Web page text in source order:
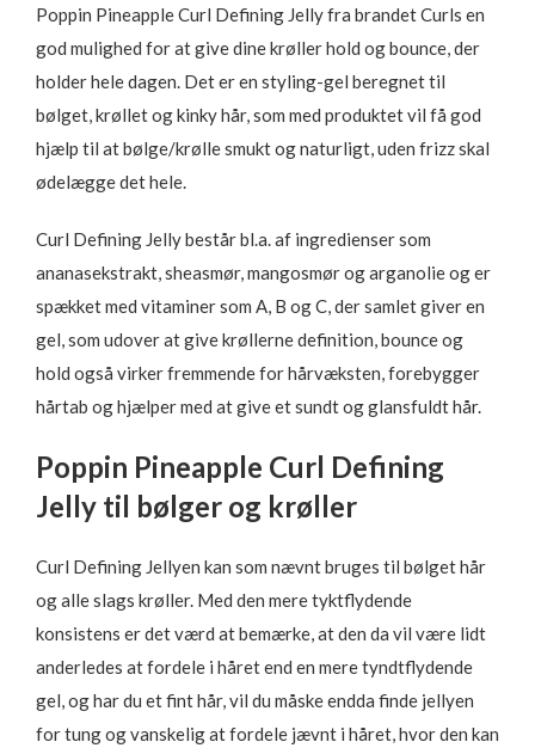
Poppin Pineapple Curl Defining Jelly fra brandet Curls en
god mulighed for at give dine krøller hold og bounce, der
holder hele dagen. Det er en styling-gel beregnet til
bølget, krøllet og kinky hår, som med produktet vil få god
hjælp til at bølge/krølle smukt og naturligt, uden frizz skal
ødelægge det hele.
Curl Defining Jelly består bl.a. af ingredienser som
ananasekstrakt, sheasmør, mangosmør og arganolie og er
spækket med vitaminer som A, B og C, der samlet giver en
gel, som udover at give krøllerne definition, bounce og
hold også virker fremmende for hårvæksten, forebygger
hårtab og hjælper med at give et sundt og glansfuldt hår.
Poppin Pineapple Curl Defining
Jelly til bølger og krøller
Curl Defining Jellyen kan som nævnt bruges til bølget hår
og alle slags krøller. Med den mere tyktflydende
konsistens er det værd at bemærke, at den da vil være lidt
anderledes at fordele i håret end en mere tyndtflydende
gel, og har du et fint hår, vil du måske endda finde jellyen
for tung og vanskelig at fordele jævnt i håret, hvor den kan